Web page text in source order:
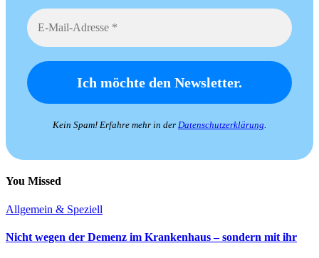
Kein Spam! Erfahre mehr in der Datenschutzerklärung.
You Missed
Allgemein & Speziell
Nicht wegen der Demenz im Krankenhaus – sondern mit ihr